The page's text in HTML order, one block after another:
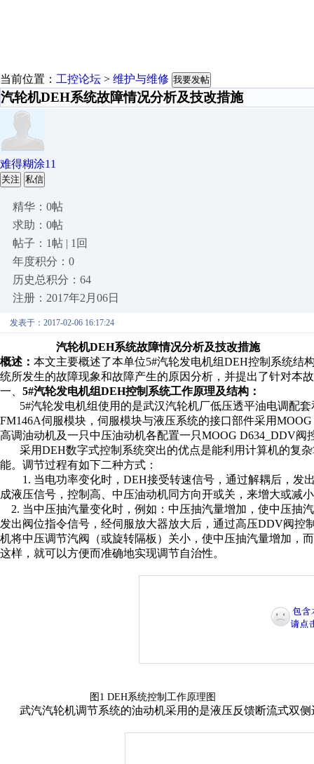
当前位置： 工控论坛 > 维护与维修 我要发帖
汽轮机DEH系统故障情况分析及技改措施
难得糊涂11
关注 私信
精华：0帖
求助：0帖
帖子：1帖 | 1回
年度积分：0
历史总积分：64
注册：2017年2月06日
发表于：2017-02-06 16:17:24
汽轮机DEH系统故障情况分析及技改措施
概述： 本文主要概述了本单位5#汽轮发电机组DEH控制系统结
统所发生的故障现象和故障产生的原因分析， 并提出了针对本
一、 5#汽轮发电机组DEH控制系统工作原理及结构 ：
5#汽轮发电机组使用的是武汉汽轮机厂低压透平油电调配套
FM146A伺服模块，伺服模块与液压系统的接口部件采用
高调油动机及一只中压油动机各配置一只MOOG D634_DDV阀
采用DEH数字式控制系统突出的优点是能利用计算机的复
能。调节过程有如下二种方式：
1. 当电功率变化时， DEH接受转速信号，通过解耦后，发
成液压信号，控制高、中压油动机同方向开或关，来增大或减
2. 当中压抽汽量变化时，例如：中压抽汽量增加，使中压抽
发出阀位指令信号，经伺服放大器放大后，通过高压DDV阀控
机将中压调节汽阀（或旋转隔板）关小，使中压抽汽量增加，
这样，就可以方便而准确地实现调节自治性。
图1 DEH系统控制 工作原理 图
武汽汽轮机调节系统的油动机采用的是液压反馈断流式双